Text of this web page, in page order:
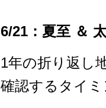
6/21：夏至 ＆
1年の折り返し
確認するタイ